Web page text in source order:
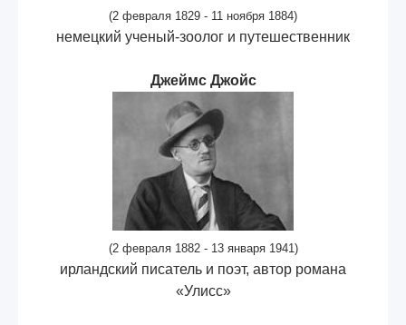
(2 февраля 1829 - 11 ноября 1884)
немецкий ученый-зоолог и путешественник
Джеймс Джойс
(2 февраля 1882 - 13 января 1941)
ирландский писатель и поэт, автор романа
«Улисс»